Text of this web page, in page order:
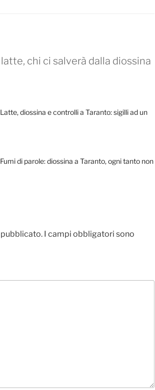
chi ci salverà dalla diossina
diossina e controlli a Taranto: sigilli ad un
di parole: diossina a Taranto, ogni tanto non
pubblicato. I campi obbligatori sono